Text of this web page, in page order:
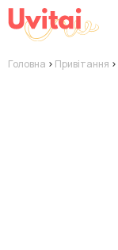
Головна > Привітання >